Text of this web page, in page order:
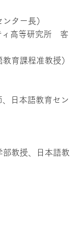
ター長）
ィ高等研究所 客
育課程准教授）
日本語教育セン
教授、日本語教